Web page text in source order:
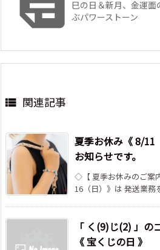
巳の日＆新月、金運
ぶパワーストーン
 関連記事
夏季お休み《 8/11
お知らせです。
◇【 夏季お休みのご案
16（日）》は 発送業務
「 く(9)じ(2) 」
《 宝くじの日 》